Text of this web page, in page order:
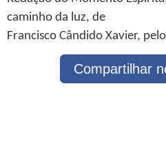
caminho da luz, de
Francisco Cândido Xavier,
Compartilhar